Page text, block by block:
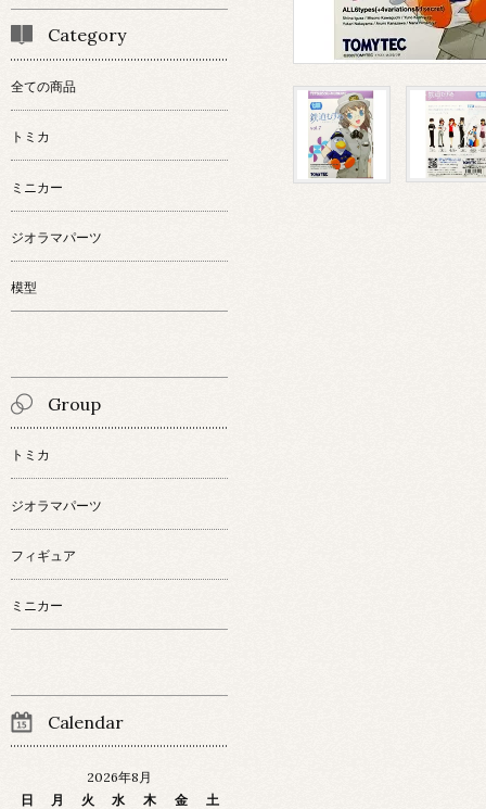
Category
全ての商品
トミカ
ミニカー
ジオラマパーツ
模型
Group
トミカ
ジオラマパーツ
フィギュア
ミニカー
Calendar
2026年8月
日
月 火 水 木 金
土